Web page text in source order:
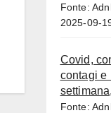
Fonte:
2025-09-
Covid,
contagi e
Fonte: